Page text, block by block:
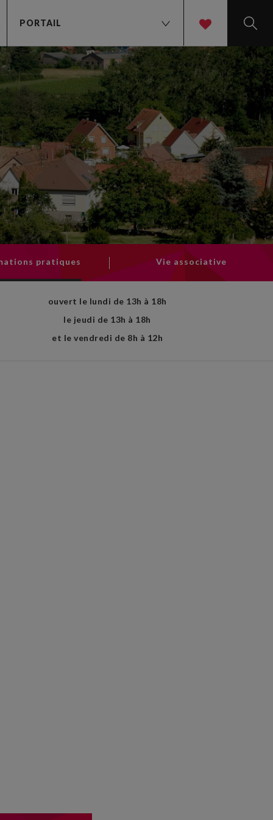
PORTAIL
pratiques Vie associative
ouvert le lundi de 13h à 18h
le jeudi de 13h à 18h
et le vendredi de 8h à 12h